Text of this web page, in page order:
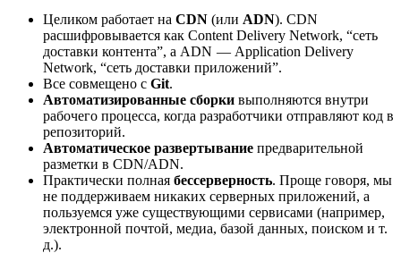
Целиком работает на CDN (или ADN). CDN
расшифровывается как Content Delivery Network, “сеть
доставки контента”, а ADN — Application Delivery
Network, “сеть доставки приложений”.
Все совмещено с Git.
Автоматизированные сборки выполняются внутри
рабочего процесса, когда разработчики отправляют код в
репозиторий.
Автоматическое развертывание предварительной
разметки в CDN/ADN.
Практически полная бессерверность. Проще говоря, мы
не поддерживаем никаких серверных приложений, а
пользуемся уже существующими сервисами (например,
электронной почтой, медиа, базой данных, поиском и т.
д.).